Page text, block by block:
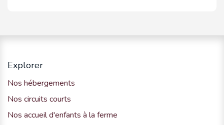
Explorer
Nos hébergements
Nos circuits courts
Nos accueil d'enfants à la ferme